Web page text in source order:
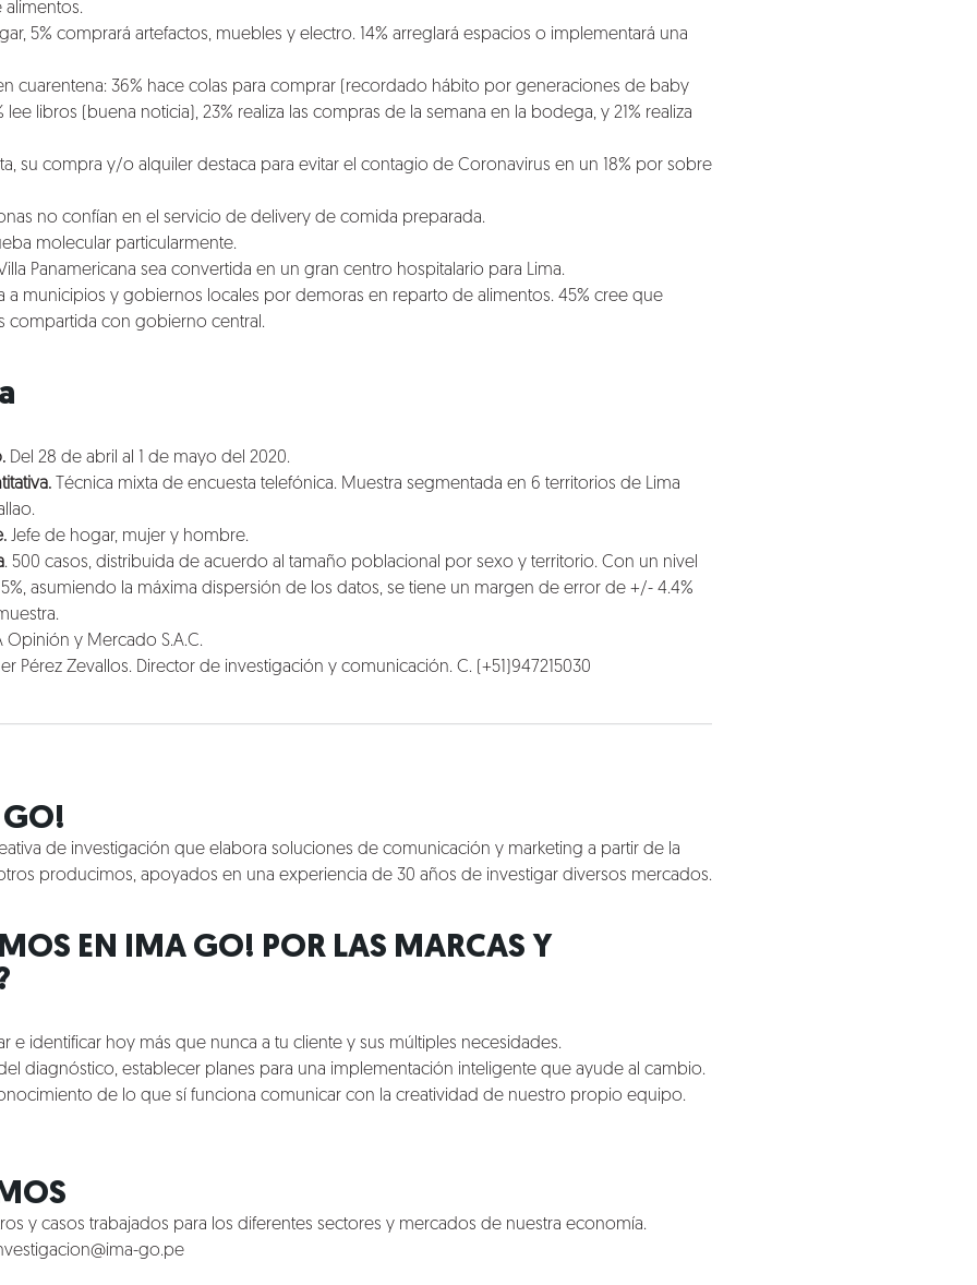
alimentos.
5% comprará artefactos, muebles y electro. 14% arreglará espacios o implementará una
cuarentena: 36% hace colas para comprar (recordado hábito por generaciones de baby
lee libros (buena noticia), 23% realiza las compras de la semana en la bodega, y 21% realiza
su compra y/o alquiler destaca para evitar el contagio de Coronavirus en un 18% por sobre
no confían en el servicio de delivery de comida preparada.
molecular particularmente.
Panamericana sea convertida en un gran centro hospitalario para Lima.
a municipios y gobiernos locales por demoras en reparto de alimentos. 45% cree que
compartida con gobierno central.
Del 28 de abril al 1 de mayo del 2020.
Técnica mixta de encuesta telefónica. Muestra segmentada en 6 territorios de Lima
Jefe de hogar, mujer y hombre.
. 500 casos, distribuida de acuerdo al tamaño poblacional por sexo y territorio. Con un nivel
asumiendo la máxima dispersión de los datos, se tiene un margen de error de +/- 4.4%
Opinión y Mercado S.A.C.
Pérez Zevallos. Director de investigación y comunicación. C. (+51)947215030
GO!
de investigación que elabora soluciones de comunicación y marketing a partir de la
producimos, apoyados en una experiencia de 30 años de investigar diversos mercados.
EN IMA GO! POR LAS MARCAS Y
e identificar hoy más que nunca a tu cliente y sus múltiples necesidades.
diagnóstico, establecer planes para una implementación inteligente que ayude al cambio.
de lo que sí funciona comunicar con la creatividad de nuestro propio equipo.
y casos trabajados para los diferentes sectores y mercados de nuestra economía.
go.pe